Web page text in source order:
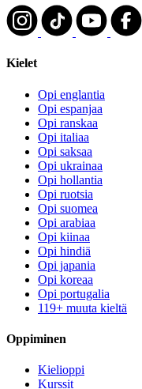
Kielet
Opi englantia
Opi espanjaa
Opi ranskaa
Opi italiaa
Opi saksaa
Opi ukrainaa
Opi hollantia
Opi ruotsia
Opi suomea
Opi arabiaa
Opi kiinaa
Opi hindiä
Opi japania
Opi koreaa
Opi portugalia
119+ muuta kieltä
Oppiminen
Kielioppi
Kurssit